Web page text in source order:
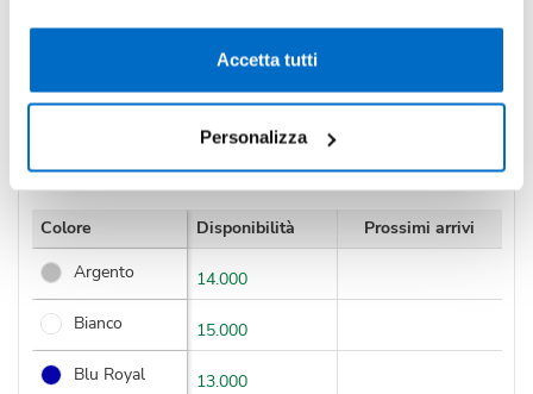
Accetta tutti
Personalizza
Colore Disponibilità
Prossimi arrivi
Argento
14.000
Bianco
15.000
Blu Royal
13.000